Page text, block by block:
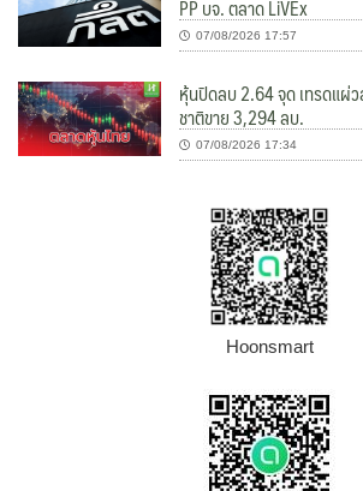
PP บจ. ตลาด LiVEx
07/08/2026 17:57
หุ้นปิดลบ 2.64 จุด เทรดแผ่
ชาติขาย 3,294 ลบ.
07/08/2026 17:34
Hoonsmart